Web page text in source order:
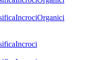
IncrociOrganici
Incroci